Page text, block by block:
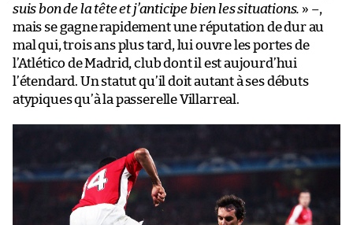
suis bon de la tête et j’anticipe bien les situations. » –,
mais se gagne rapidement une réputation de dur au
mal qui, trois ans plus tard, lui ouvre les portes de
l’Atlético de Madrid, club dont il est aujourd’hui
l’étendard. Un statut qu’il doit autant à ses débuts
atypiques qu’à la passerelle Villarreal.